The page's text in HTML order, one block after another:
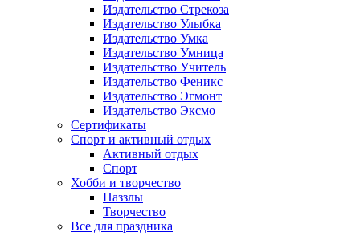
Издательство Стрекоза
Издательство Улыбка
Издательство Умка
Издательство Умница
Издательство Учитель
Издательство Феникс
Издательство Эгмонт
Издательство Эксмо
Сертификаты
Спорт и активный отдых
Активный отдых
Спорт
Хобби и творчество
Паззлы
Творчество
Все для праздника